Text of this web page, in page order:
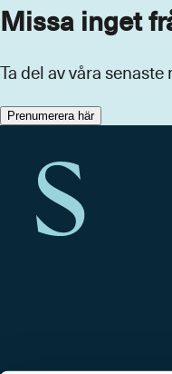
Missa inget
Ta del av våra
Prenumerera här